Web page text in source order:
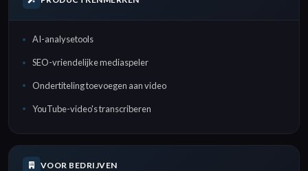
transcriberen
AI-analysetools
SEO-vriendelijke mediaspeler
Ondertiteling toevoegen aan video
YouTube-video's transcriberen
VOOR BEDRIJVEN